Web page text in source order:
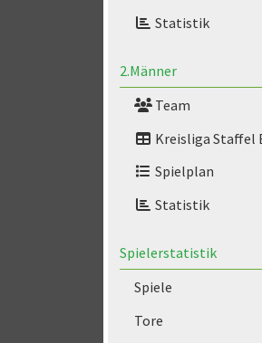
Statistik
2.Männer
Team
Kreisliga Staffel
Spielplan
Statistik
Spielerstatistik
Spiele
Tore